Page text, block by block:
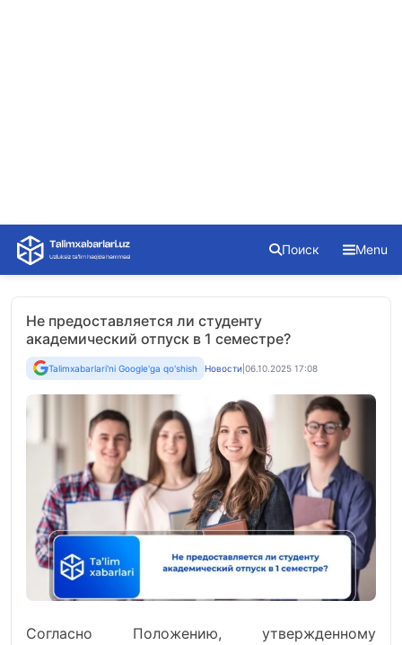
Skip
content
Поиск Menu
Не предоставляется ли студенту
академический отпуск в 1 семестре?
Talimxabarlari'ni Google'ga qo'shish Новости 06.10.2025 17:08
Согласно Положению, утвержденному